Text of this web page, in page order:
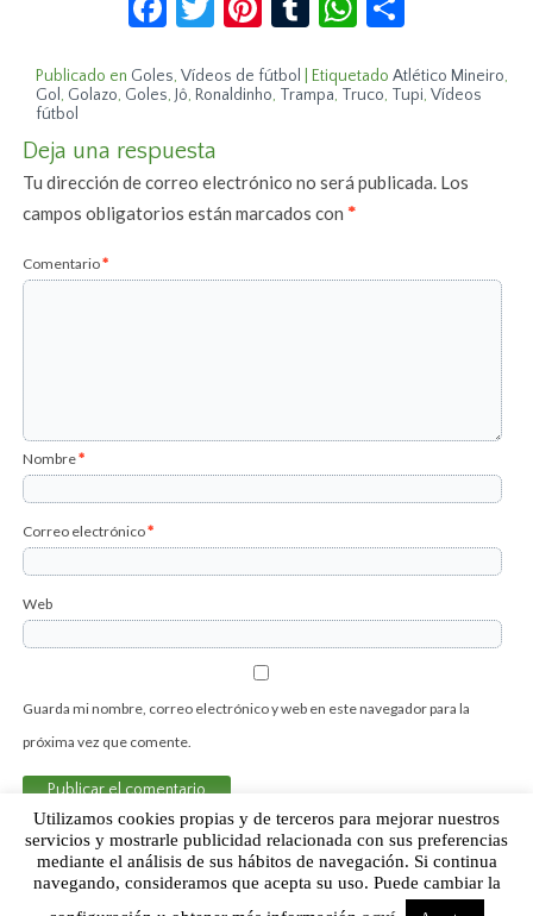
Publicado en Goles,Vídeos de fútbol Etiquetado Atlético Mineiro,
Gol, Golazo, Goles,Jô, Ronaldinho, Trampa, Truco, Tupi,Vídeos
fútbol
Deja una respuesta
Tu dirección de correo electrónico no será publicada. Los
campos obligatorios están marcados con*
Comentario*
Nombre*
Correo electrónico*
Web
Guarda mi nombre, correo electrónico y web en este navegador para la
próxima vez que comente.
Sobre Humor Fútbol Club | Aviso legal |Contacto
Utilizamos cookies propias y de terceros para mejorar nuestros
servicios y mostrarle publicidad relacionada con sus preferencias
mediante el análisis de sus hábitos de navegación. Si continua
navegando, consideramos que acepta su uso. Puede cambiar la